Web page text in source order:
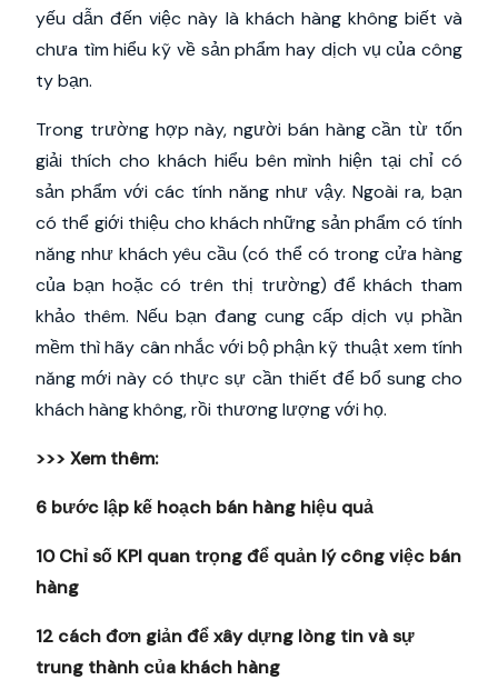
yếu dẫn đến việc này là khách hàng không biết và
chưa tìm hiểu kỹ về sản phẩm hay dịch vụ của công
ty bạn.
Trong trường hợp này, người bán hàng cần từ tốn
giải thích cho khách hiểu bên mình hiện tại chỉ có
sản phẩm với các tính năng như vậy. Ngoài ra, bạn
có thể giới thiệu cho khách những sản phẩm có tính
năng như khách yêu cầu (có thể có trong cửa hàng
của bạn hoặc có trên thị trường) để khách tham
khảo thêm. Nếu bạn đang cung cấp dịch vụ phần
mềm thì hãy cân nhắc với bộ phận kỹ thuật xem tính
năng mới này có thực sự cần thiết để bổ sung cho
khách hàng không, rồi thương lượng với họ.
>>> Xem thêm:
6 bước lập kế hoạch bán hàng hiệu quả
10 Chỉ số KPI quan trọng để quản lý công việc bán
hàng
12 cách đơn giản để xây dựng lòng tin và sự
trung thành của khách hàng